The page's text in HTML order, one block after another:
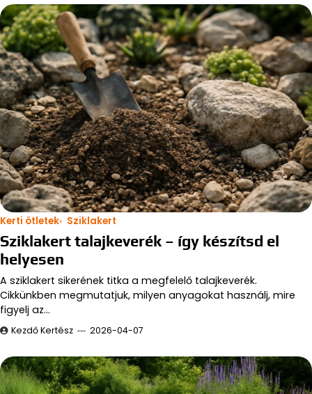
Kerti ötletek Sziklakert
Sziklakert talajkeverék – így készítsd el
helyesen
A sziklakert sikerének titka a megfelelő talajkeverék.
Cikkünkben megmutatjuk, milyen anyagokat használj, mire
figyelj az…
Kezdő Kertész 2026-04-07